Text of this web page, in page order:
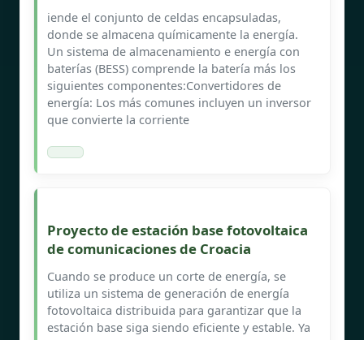
iende el conjunto de celdas encapsuladas,
donde se almacena químicamente la energía.
Un sistema de almacenamiento e energía con
baterías (BESS) comprende la batería más los
siguientes componentes:Convertidores de
energía: Los más comunes incluyen un inversor
que convierte la corriente
Proyecto de estación base fotovoltaica
de comunicaciones de Croacia
Cuando se produce un corte de energía, se
utiliza un sistema de generación de energía
fotovoltaica distribuida para garantizar que la
estación base siga siendo eficiente y estable. Ya